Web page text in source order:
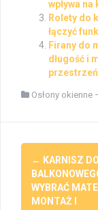
wpływa
Rolety do
łączyć
Firany do
długość i
Osłony okienne
Post
← KARNISZ
WYBRAĆ
MONTAŻ I